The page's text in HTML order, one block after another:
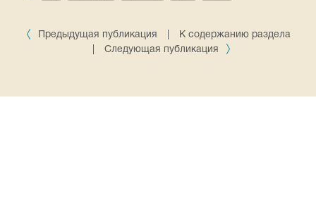
Предыдущая публикация
К содержанию раздела
Следующая публикация